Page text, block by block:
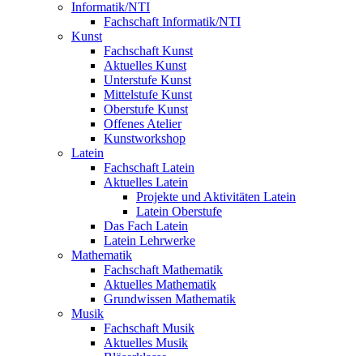
Informatik/NTI
Fachschaft Informatik/NTI
Kunst
Fachschaft Kunst
Aktuelles Kunst
Unterstufe Kunst
Mittelstufe Kunst
Oberstufe Kunst
Offenes Atelier
Kunstworkshop
Latein
Fachschaft Latein
Aktuelles Latein
Projekte und Aktivitäten Latein
Latein Oberstufe
Das Fach Latein
Latein Lehrwerke
Mathematik
Fachschaft Mathematik
Aktuelles Mathematik
Grundwissen Mathematik
Musik
Fachschaft Musik
Aktuelles Musik